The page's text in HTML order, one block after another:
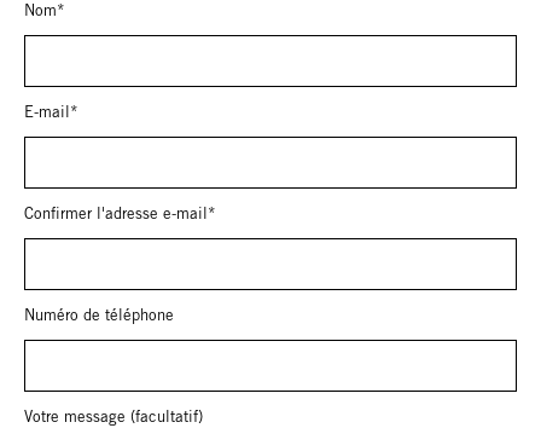
Nom*
E-mail*
Confirmer l'adresse e-mail*
Numéro de téléphone
Votre message (facultatif)